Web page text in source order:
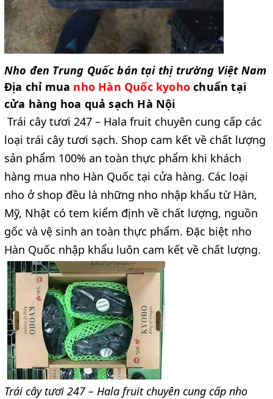
Nho đen Trung Quốc bán tại thị trường Việt Nam
Địa chỉ mua nho Hàn Quốc kyohochuẩn tại
cửa hàng hoa quả sạch Hà Nội
Trái cây tươi 247 – Hala fruit chuyên cung cấp các
loại trái cây tươi sạch. Shop cam kết về chất lượng
sản phẩm 100% an toàn thực phẩm khi khách
hàng mua nho Hàn Quốc tại cửa hàng. Các loại
nho ở shop đều là những nho nhập khẩu từ Hàn,
Mỹ, Nhật có tem kiểm định về chất lượng, nguồn
gốc và vệ sinh an toàn thực phẩm. Đặc biệt nho
Hàn Quốc nhập khẩu luôn cam kết về chất lượng.
Trái cây tươi 247 – Hala fruit chuyên cung cấp nho